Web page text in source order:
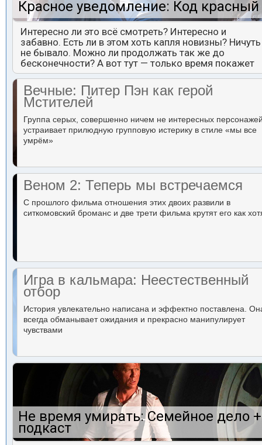
Красное уведомление: Код красный
Интересно ли это всё смотреть? Интересно и
забавно. Есть ли в этом хоть капля новизны? Ничуть
не бывало. Можно ли продолжать так же до
бесконечности? А вот тут — только время покажет
Вечные: Питер Пэн как герой
Мстителей
Группа серых, совершенно ничем не интересных
устраивает прилюдную групповую истерику в стиле «мы все
умрём»
Веном 2: Теперь мы встречаемся
С прошлого фильма отношения этих двоих развили в
ситкомовский броманс и две трети фильма крутят его как
Игра в кальмара: Неестественный
отбор
История увлекательно написана и эффектно поставлена.
всегда обманывает ожидания и прекрасно манипулирует
чувствами
Не время умирать: Семейное дело +
подкаст